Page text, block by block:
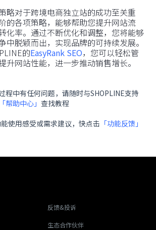
略对于跨境电商独立站的成功至关重
的各项策略，能够帮助您提升网站流
化率。通过不断优化和调整，您将能够
中脱颖而出，实现品牌的可持续发展。
的EasyRank SEO，您可以轻松管
升网站性能，进一步推动销售增长。
程中有任何问题，请随时与SHOPLINE支持
「帮助中心」 查找教程
使用感受或需求建议，快点击 「功能反馈」
反馈&投诉
生态合作伙伴